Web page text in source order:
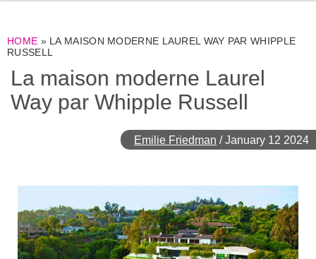
HOME » LA MAISON MODERNE LAUREL WAY PAR WHIPPLE
RUSSELL
La maison moderne Laurel
Way par Whipple Russell
Emilie Friedman /January 12 2024